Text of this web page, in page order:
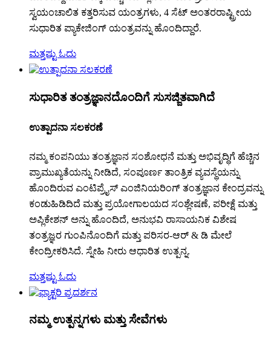
ಸ್ವಯಂಚಾಲಿತ ಕತ್ತರಿಸುವ ಯಂತ್ರಗಳು, 4 ಸೆಟ್ ಅಂತರರಾಷ್ಟ್ರೀಯ
ಸುಧಾರಿತ ಪ್ಯಾಕೇಜಿಂಗ್ ಯಂತ್ರವನ್ನು ಹೊಂದಿದ್ದಾರೆ.
ಮತ್ತಷ್ಟು ಓದು
ಸುಧಾರಿತ ತಂತ್ರಜ್ಞಾನದೊಂದಿಗೆ ಸುಸಜ್ಜಿತವಾಗಿದೆ
ಉತ್ಪಾದನಾ ಸಲಕರಣೆ
ನಮ್ಮ ಕಂಪನಿಯು ತಂತ್ರಜ್ಞಾನ ಸಂಶೋಧನೆ ಮತ್ತು ಅಭಿವೃದ್ಧಿಗೆ ಹೆಚ್ಚಿನ
ಪ್ರಾಮುಖ್ಯತೆಯನ್ನು ನೀಡಿದೆ, ಸಂಪೂರ್ಣ ತಾಂತ್ರಿಕ ವ್ಯವಸ್ಥೆಯನ್ನು
ಹೊಂದಿರುವ ಎಂಟಿಪ್ರೈಸ್ ಎಂಜಿನಿಯರಿಂಗ್ ತಂತ್ರಜ್ಞಾನ ಕೇಂದ್ರವನ್ನು
ಕಂಡುಹಿಡಿದಿದೆ ಮತ್ತು ಪ್ರಯೋಗಾಲಯದ ಸಂಶ್ಲೇಷಣೆ, ಪರೀಕ್ಷೆ ಮತ್ತು
ಅಪ್ಲಿಕೇಶನ್ ಅನ್ನು ಹೊಂದಿದೆ, ಅನುಭವಿ ರಾಸಾಯನಿಕ ವಿಶೇಷ
ತಂತ್ರಜ್ಞರ ಗುಂಪಿನೊಂದಿಗೆ ಮತ್ತು ಪರಿಸರ-ಆರ್ & ಡಿ ಮೇಲೆ
ಕೇಂದ್ರೀಕರಿಸಿದೆ. ಸ್ನೇಹಿ ನೀರು ಆಧಾರಿತ ಉತ್ಪನ್ನ.
ಮತ್ತಷ್ಟು ಓದು
ನಮ್ಮ ಉತ್ಪನ್ನಗಳು ಮತ್ತು ಸೇವೆಗಳು